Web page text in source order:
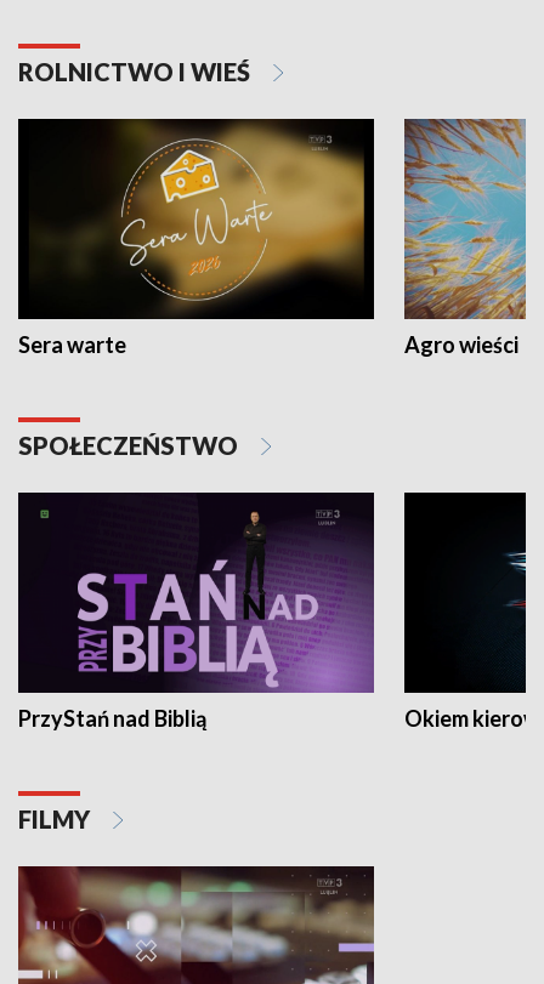
ROLNICTWO I WIEŚ
Sera warte Agro wieści
SPOŁECZEŃSTWO
PrzyStań nad Biblią Okiem
FILMY